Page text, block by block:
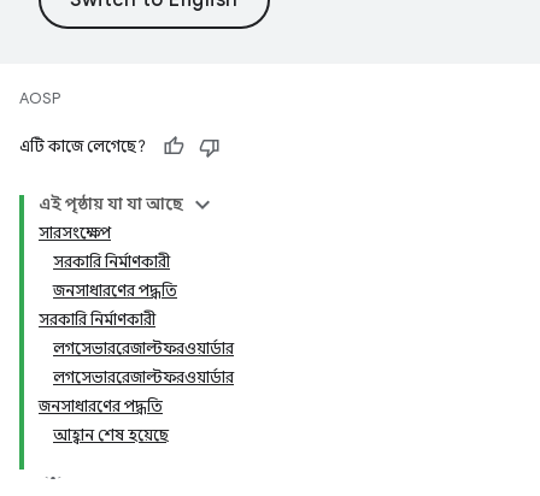
AOSP
এটি কাজে লেগেছে?
এই পৃষ্ঠায় যা যা আছে
সারসংক্ষেপ
সরকারি নির্মাণকারী
জনসাধারণের পদ্ধতি
সরকারি নির্মাণকারী
লগসেভাররেজাল্টফরওয়ার্ডার
লগসেভাররেজাল্টফরওয়ার্ডার
জনসাধারণের পদ্ধতি
আহ্বান শেষ হয়েছে